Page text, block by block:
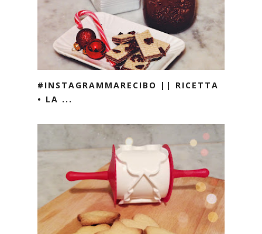
#INSTAGRAMMARECIBO || RICETTA
• LA ...